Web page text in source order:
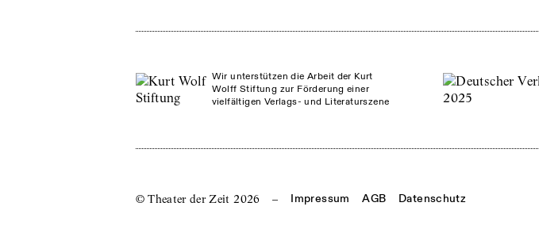
Wir unterstützen die Arbeit der Kurt
Wolff Stiftung zur Förderung einer
vielfältigen Verlags- und Literaturszene
© Theater der Zeit2026 – Impressum AGB Datenschutz